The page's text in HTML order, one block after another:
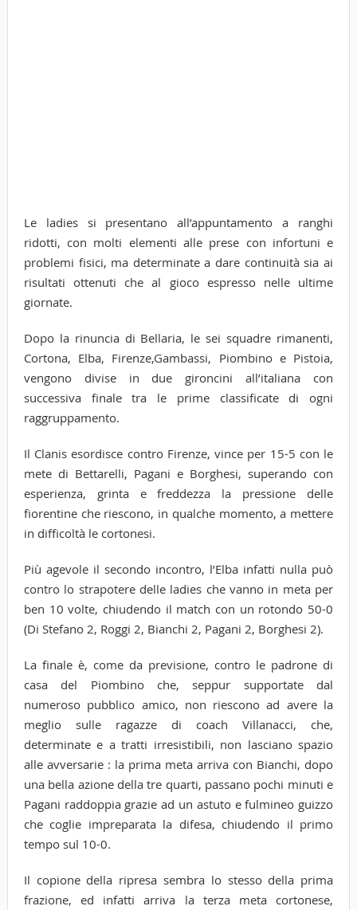
Le ladies si presentano all’appuntamento a ranghi
ridotti, con molti elementi alle prese con infortuni e
problemi fisici, ma determinate a dare continuità sia ai
risultati ottenuti che al gioco espresso nelle ultime
giornate.
Dopo la rinuncia di Bellaria, le sei squadre rimanenti,
Cortona, Elba, Firenze,Gambassi, Piombino e Pistoia,
vengono divise in due gironcini all’italiana con
successiva finale tra le prime classificate di ogni
raggruppamento.
Il Clanis esordisce contro Firenze, vince per 15-5 con le
mete di Bettarelli, Pagani e Borghesi, superando con
esperienza, grinta e freddezza la pressione delle
fiorentine che riescono, in qualche momento, a mettere
in difficoltà le cortonesi.
Più agevole il secondo incontro, l’Elba infatti nulla può
contro lo strapotere delle ladies che vanno in meta per
ben 10 volte, chiudendo il match con un rotondo 50-0
(Di Stefano 2, Roggi 2, Bianchi 2, Pagani 2, Borghesi 2).
La finale è, come da previsione, contro le padrone di
casa del Piombino che, seppur supportate dal
numeroso pubblico amico, non riescono ad avere la
meglio sulle ragazze di coach Villanacci, che,
determinate e a tratti irresistibili, non lasciano spazio
alle avversarie : la prima meta arriva con Bianchi, dopo
una bella azione della tre quarti, passano pochi minuti e
Pagani raddoppia grazie ad un astuto e fulmineo guizzo
che coglie impreparata la difesa, chiudendo il primo
tempo sul 10-0.
Il copione della ripresa sembra lo stesso della prima
frazione, ed infatti arriva la terza meta cortonese,